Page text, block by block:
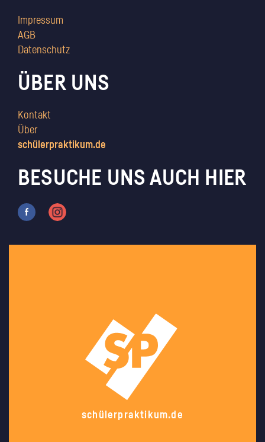
Impressum
AGB
Datenschutz
ÜBER UNS
Kontakt
Über
schülerpraktikum.de
BESUCHE UNS AUCH HIER
schülerpraktikum.de